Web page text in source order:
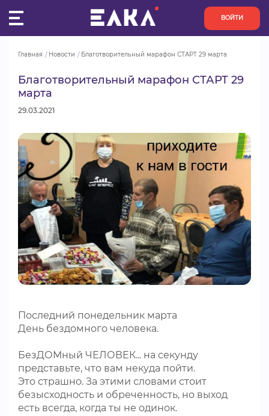
ВОЙТИ
КОНКУРСЫ
АКТИВИСТЫ
ПРОЕКТЫ
АНАЛИТИКА
БАЗА ЗНАНИЙ
ВИДЕОКУРСЫ
ВОЙТИ
Главная Новости Благотворительный марафон СТАРТ 29 марта
Благотворительный марафон СТАРТ 29
марта
29.03.2021
Последний понедельник марта
День бездомного человека.
БезДОМный ЧЕЛОВЕК... на секунду
представьте, что вам некуда пойти.
Это страшно. За этими словами стоит
безысходность и обреченность, но выход
есть всегда, когда ты не одинок.